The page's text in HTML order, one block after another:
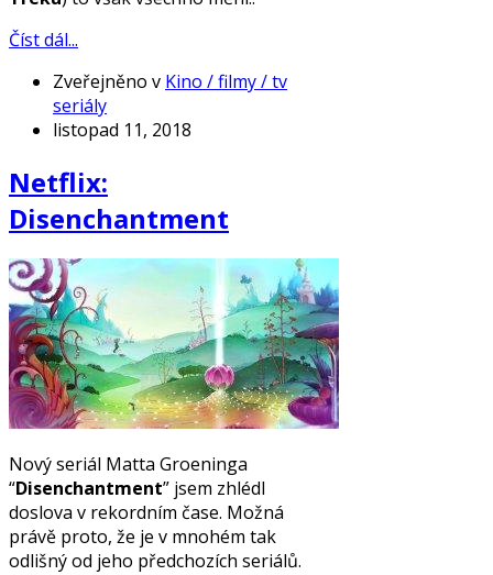
Číst dál...
Zveřejněno v Kino / filmy / tv
seriály
listopad 11, 2018
Netflix:
Disenchantment
Nový seriál Matta Groeninga
“Disenchantment” jsem zhlédl
doslova v rekordním čase. Možná
právě proto, že je v mnohém tak
odlišný od jeho předchozích seriálů.